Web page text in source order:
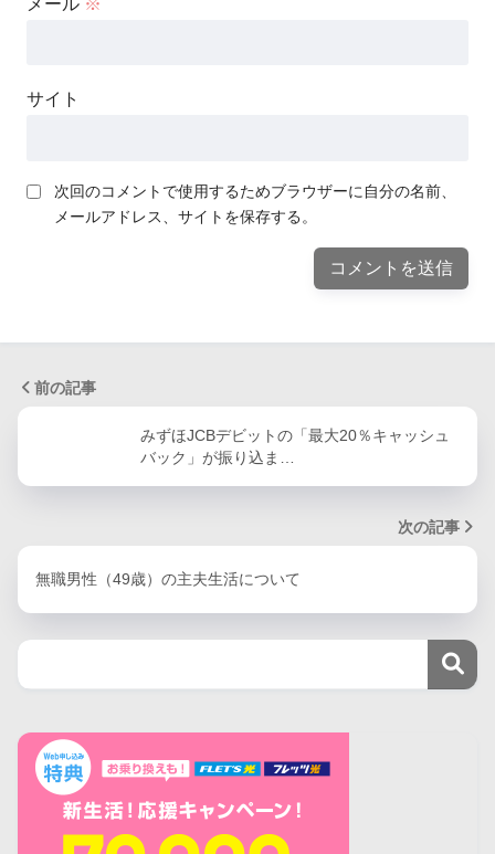
サイト
次回のコメントで使用するためブラウザーに自分の名前、
メールアドレス、サイトを保存する。
前の記事
みずほJCBデビットの「最大20％キャッシュ
バック」が振り込ま…
次の記事
無職男性（49歳）の主夫生活について